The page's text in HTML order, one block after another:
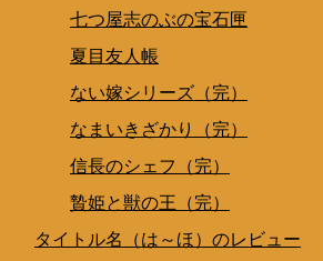
七つ屋志のぶの宝石匣
夏目友人帳
ない嫁シリーズ（完）
なまいきざかり（完）
信長のシェフ（完）
贄姫と獣の王（完）
タイトル名（は～ほ）のレビュー